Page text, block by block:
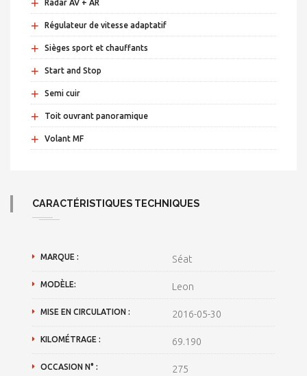
Radar AV + AR
+ Régulateur de vitesse adaptatif
+ Sièges sport et chauffants
+ Start and Stop
+ Semi cuir
+ Toit ouvrant panoramique
+ Volant MF
CARACTÉRISTIQUES TECHNIQUES
MARQUE : Séat
MODÈLE: Leon
MISE EN CIRCULATION : 2016-05-30
KILOMÉTRAGE : 69.190
OCCASION N° : 275